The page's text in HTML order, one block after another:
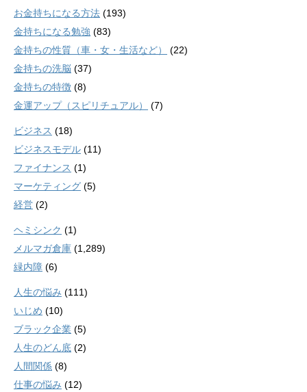
お金持ちになる方法 (193)
金持ちになる勉強 (83)
金持ちの性質（車・女・生活など）
(22)
金持ちの洗脳 (37)
金持ちの特徴 (8)
金運アップ（スピリチュアル）
(7)
ビジネス (18)
ビジネスモデル (11)
ファイナンス (1)
マーケティング (5)
経営 (2)
ヘミシンク (1)
メルマガ倉庫 (1,289)
緑内障 (6)
人生の悩み (111)
いじめ (10)
ブラック企業 (5)
人生のどん底 (2)
人間関係 (8)
仕事の悩み (12)